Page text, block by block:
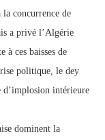
concurrence de
a privé l’Algérie
à ces baisses de
politique, le dey
d’implosion intérieure
dominent la